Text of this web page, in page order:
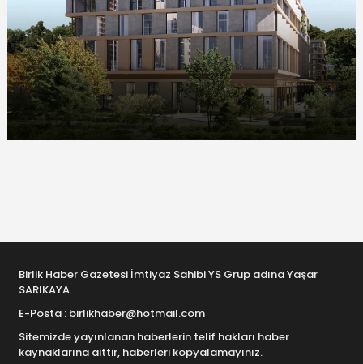
Birlik Haber Gazetesi İmtiyaz Sahibi YS Grup adına Yaşar
SARIKAYA
E-Posta : birlikhaber@hotmail.com
Sitemizde yayınlanan haberlerin telif hakları haber
kaynaklarına aittir, haberleri kopyalamayınız.